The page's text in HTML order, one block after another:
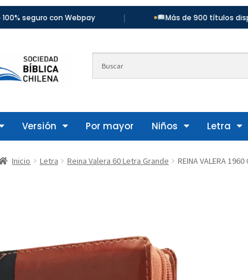
con Webpay | Más de 900 títulos disponibles
Versión Por mayor Niños Letra
Inicio Letra Reina Valera 60 Letra Grande REINA VALERA 1960